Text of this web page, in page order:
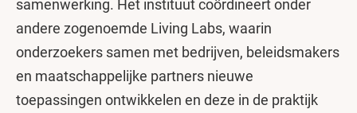
samenwerking. Het instituut coördineert onder
andere zogenoemde Living Labs, waarin
onderzoekers samen met bedrijven, beleidsmakers
en maatschappelijke partners nieuwe
toepassingen ontwikkelen en deze in de praktijk